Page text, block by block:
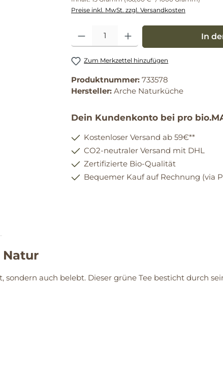
Preise inkl. MwSt. zzgl. Versandkosten
Produkt Anzahl: Gib den gewünschten Wert ein
In
Zum Merkzettel hinzufügen
Produktnummer: 733578
Hersteller: Arche Naturküche
Dein Kundenkonto bei pro
Kostenloser Versand ab 59€**
CO2-neutraler Versand mit DHL
Zertifizierte Bio-Qualität
Bequemer Kauf auf Rechnung (via
Natur
sondern auch belebt. Dieser grüne Tee besticht durch